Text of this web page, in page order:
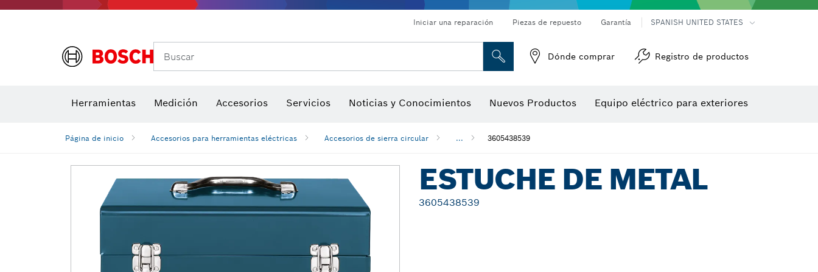
Iniciar una reparación Piezas de repuesto Garantía SPANISH UNITED STATES
Buscar Dónde comprar Registro de productos
Herramientas Medición Accesorios Servicios Noticias y Conocimientos Nuevos Productos Equipo eléctrico para exteriores
Página de inicio Accesorios para herramientas eléctricas Accesorios de sierra circular ... 3605438539
ESTUCHE DE METAL
3605438539